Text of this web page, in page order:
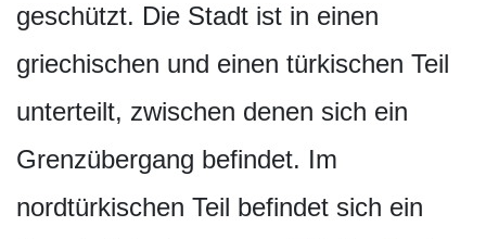
geschützt. Die Stadt ist in einen
griechischen und einen türkischen Teil
unterteilt, zwischen denen sich ein
Grenzübergang befindet. Im
nordtürkischen Teil befindet sich ein